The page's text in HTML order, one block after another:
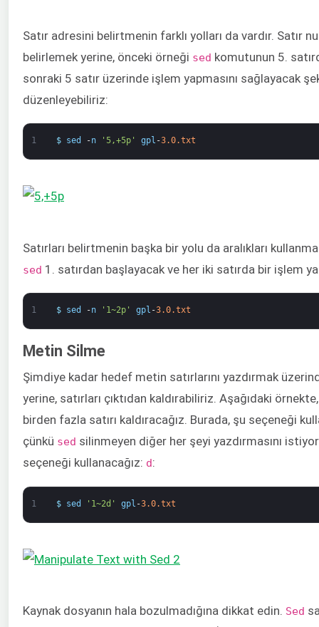
Satır adresini belirtmenin farklı yolları da vardır. Satır
belirlemek yerine, önceki örneği sed komutunun 5.
sonraki 5 satır üzerinde işlem yapmasını sağlayacak
düzenleyebiliriz:
1 $ sed -n '5,+5p' gpl -3.0.txt
Satırları belirtmenin başka bir yolu da aralıkları
sed 1. satırdan başlayacak ve her iki satırda bir işlem
1 $ sed -n '1~2p' gpl -3.0.txt
Metin Silme
Şimdiye kadar hedef metin satırlarını yazdırmak
yerine, satırları çıktıdan kaldırabiliriz. Aşağıdaki
birden fazla satırı kaldıracağız. Burada, şu seçeneği
çünkü sed silinmeyen diğer her şeyi yazdırmasını
seçeneği kullanacağız: d:
1 $ sed '1~2d' gpl -3.0.txt
Kaynak dosyanın hala bozulmadığına dikkat edin. Sed